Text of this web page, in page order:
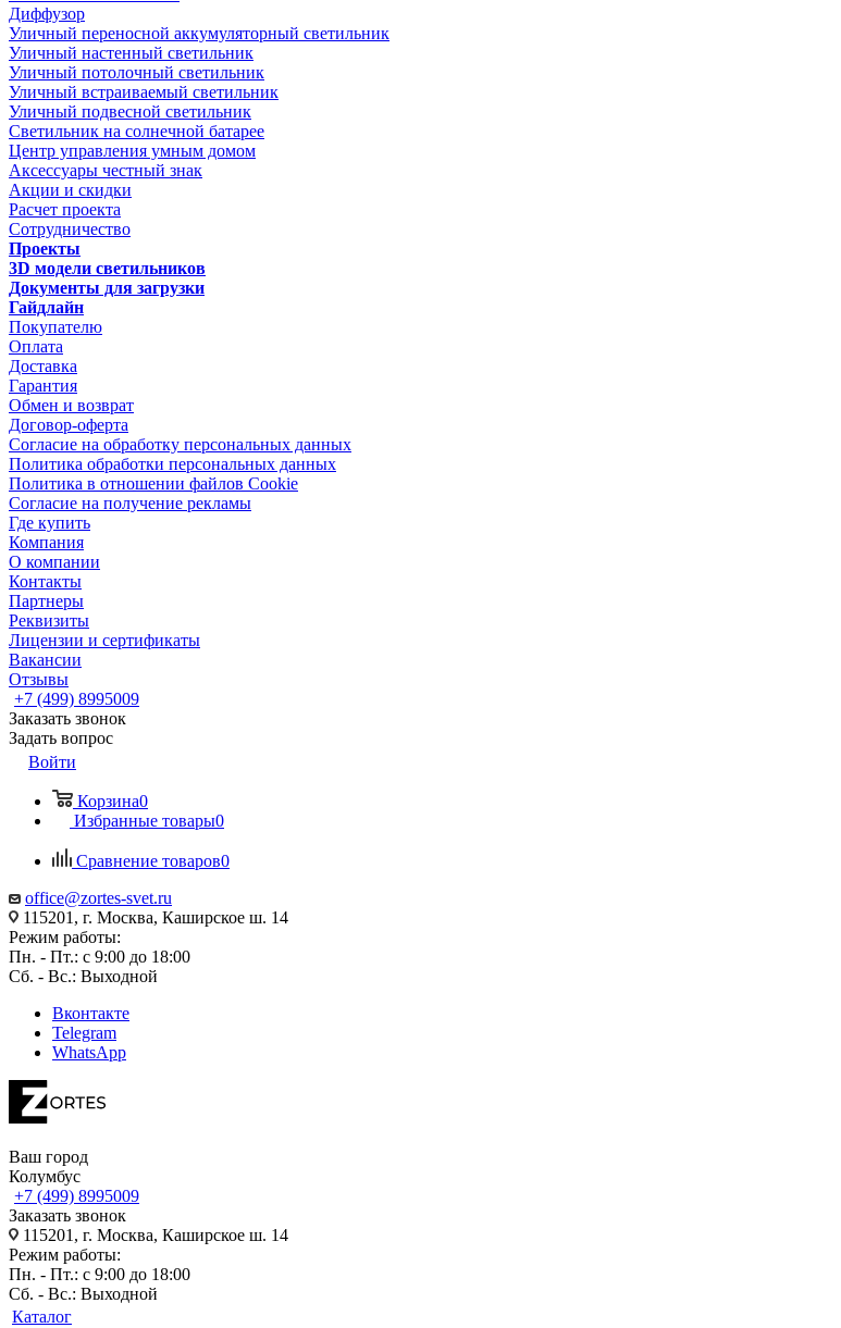
Диффузор
Уличный переносной аккумуляторный светильник
Уличный настенный светильник
Уличный потолочный светильник
Уличный встраиваемый светильник
Уличный подвесной светильник
Светильник на солнечной батарее
Центр управления умным домом
Аксессуары честный знак
Акции и скидки
Расчет проекта
Сотрудничество
Проекты
3D модели светильников
Документы для загрузки
Гайдлайн
Покупателю
Оплата
Доставка
Гарантия
Обмен и возврат
Договор-оферта
Согласие на обработку персональных данных
Политика обработки персональных данных
Политика в отношении файлов Cookie
Согласие на получение рекламы
Где купить
Компания
О компании
Контакты
Партнеры
Реквизиты
Лицензии и сертификаты
Вакансии
Отзывы
+7 (499) 8995009
Заказать звонок
Задать вопрос
Войти
Корзина0
Избранные товары0
Сравнение товаров0
office@zortes-svet.ru
115201, г. Москва, Каширское ш. 14
Режим работы:
Пн. - Пт.: с 9:00 до 18:00
Сб. - Вс.: Выходной
Вконтакте
Telegram
WhatsApp
Ваш город
Колумбус
+7 (499) 8995009
Заказать звонок
115201, г. Москва, Каширское ш. 14
Режим работы:
Пн. - Пт.: с 9:00 до 18:00
Сб. - Вс.: Выходной
Каталог